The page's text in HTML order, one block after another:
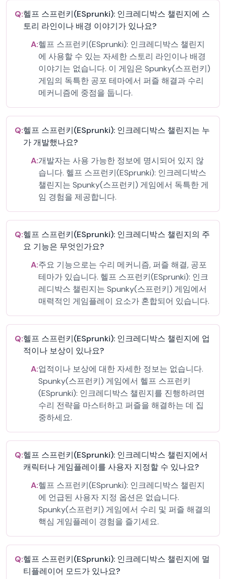
Q:헬프 스프런키(ESprunki): 인크레디박스 챌린지에 스
토리 라인이나 배경 이야기가 있나요?
A:헬프 스프런키(ESprunki): 인크레디박스 챌린지
에 사용할 수 있는 자세한 스토리 라인이나 배경
이야기는 없습니다. 이 게임은 Spunky(스프런키)
게임의 독특한 공포 테마에서 퍼즐 해결과 수리
메커니즘에 중점을 둡니다.
Q:헬프 스프런키(ESprunki): 인크레디박스 챌린지는 누
가 개발했나요?
A:개발자는 사용 가능한 정보에 명시되어 있지 않
습니다. 헬프 스프런키(ESprunki): 인크레디박스
챌린지는 Spunky(스프런키) 게임에서 독특한 게
임 경험을 제공합니다.
Q:헬프 스프런키(ESprunki): 인크레디박스 챌린지의 주
요 기능은 무엇인가요?
A:주요 기능으로는 수리 메커니즘, 퍼즐 해결, 공포
테마가 있습니다. 헬프 스프런키(ESprunki): 인크
레디박스 챌린지는 Spunky(스프런키) 게임에서
매력적인 게임플레이 요소가 혼합되어 있습니다.
Q:헬프 스프런키(ESprunki): 인크레디박스 챌린지에 업
적이나 보상이 있나요?
A:업적이나 보상에 대한 자세한 정보는 없습니다.
Spunky(스프런키) 게임에서 헬프 스프런키
(ESprunki): 인크레디박스 챌린지를 진행하려면
수리 전략을 마스터하고 퍼즐을 해결하는 데 집
중하세요.
Q:헬프 스프런키(ESprunki): 인크레디박스 챌린지에서
캐릭터나 게임플레이를 사용자 지정할 수 있나요?
A:헬프 스프런키(ESprunki): 인크레디박스 챌린지
에 언급된 사용자 지정 옵션은 없습니다.
Spunky(스프런키) 게임에서 수리 및 퍼즐 해결의
핵심 게임플레이 경험을 즐기세요.
Q:헬프 스프런키(ESprunki): 인크레디박스 챌린지에 멀
티플레이어 모드가 있나요?